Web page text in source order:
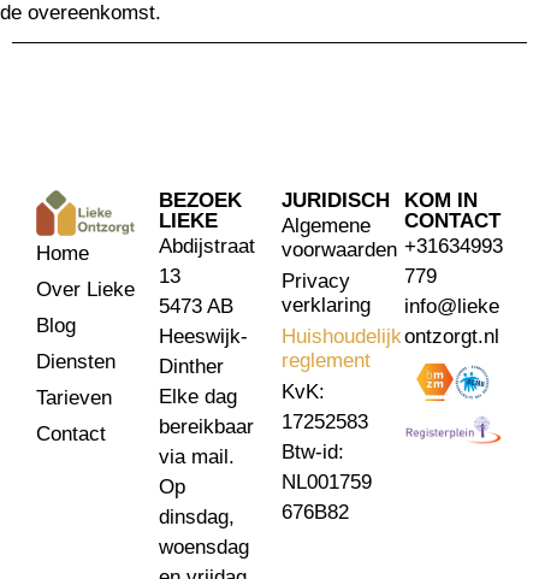
de overeenkomst.
Home
Over Lieke
Blog
Diensten
Tarieven
Contact
BEZOEK
LIEKE
Abdijstraat
13
5473 AB
Heeswijk-
Dinther
Elke dag
bereikbaar
via mail.
Op
dinsdag,
woensdag
JURIDISCH
Algemene
voorwaarden
Privacy
verklaring
Huishoudelijk
reglement
KvK:
17252583
Btw-id:
NL001759
676B82
KOM IN
CONTACT
+31634993
779
info@lieke
ontzorgt.nl